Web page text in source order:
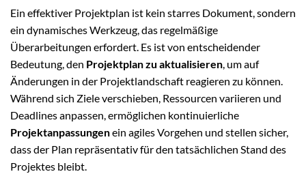
Ein effektiver Projektplan ist kein starres Dokument, sondern
ein dynamisches Werkzeug, das regelmäßige
Überarbeitungen erfordert. Es ist von entscheidender
Bedeutung, den Projektplan zu aktualisieren, um auf
Änderungen in der Projektlandschaft reagieren zu können.
Während sich Ziele verschieben, Ressourcen variieren und
Deadlines anpassen, ermöglichen kontinuierliche
Projektanpassungenein agiles Vorgehen und stellen sicher,
dass der Plan repräsentativ für den tatsächlichen Stand des
Projektes bleibt.